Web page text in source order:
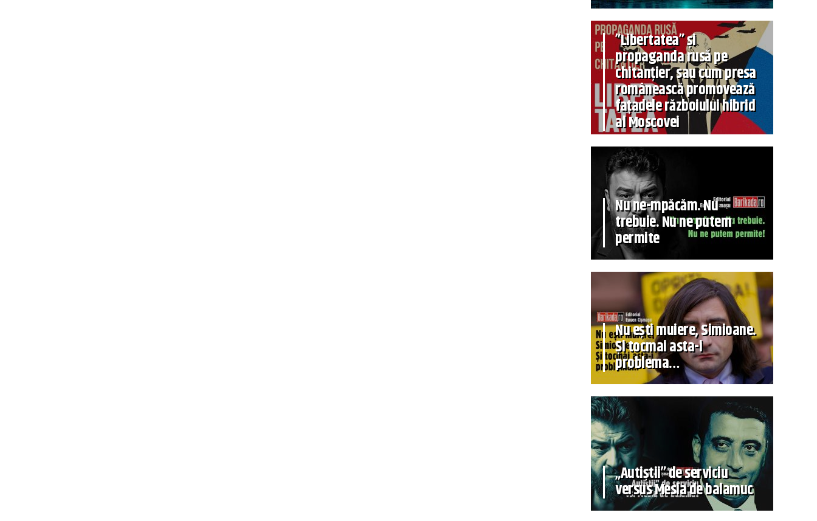
”Libertatea” și
propaganda rusă pe
chitanțier, sau cum presa
românească promovează
fațadele războiului hibrid
al Moscovei
Nu ne-mpăcăm. Nu
trebuie. Nu ne putem
permite
Nu ești muiere, Simioane.
Și tocmai asta-i
problema…
„Autiștii” de serviciu
versus Mesia de balamuc